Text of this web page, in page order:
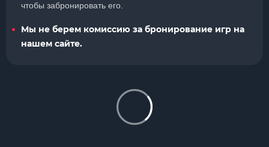
чтобы забронировать его.
Мы не берем комиссию за бронирование игр на
нашем сайте.